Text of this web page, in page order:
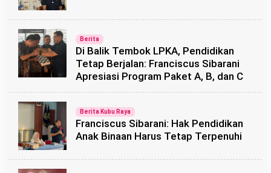
Berita
Di Balik Tembok LPKA, Pendidikan
Tetap Berjalan: Franciscus Sibarani
Apresiasi Program Paket A, B, dan C
Berita Kubu Raya
Franciscus Sibarani: Hak Pendidikan
Anak Binaan Harus Tetap Terpenuhi